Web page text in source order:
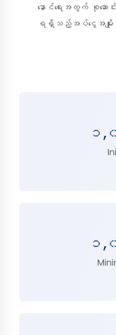
နောင်ရေးအတွက် စုဆေ
ရရှိသည့်အပ်ငွေအမျို
၁,
၁,